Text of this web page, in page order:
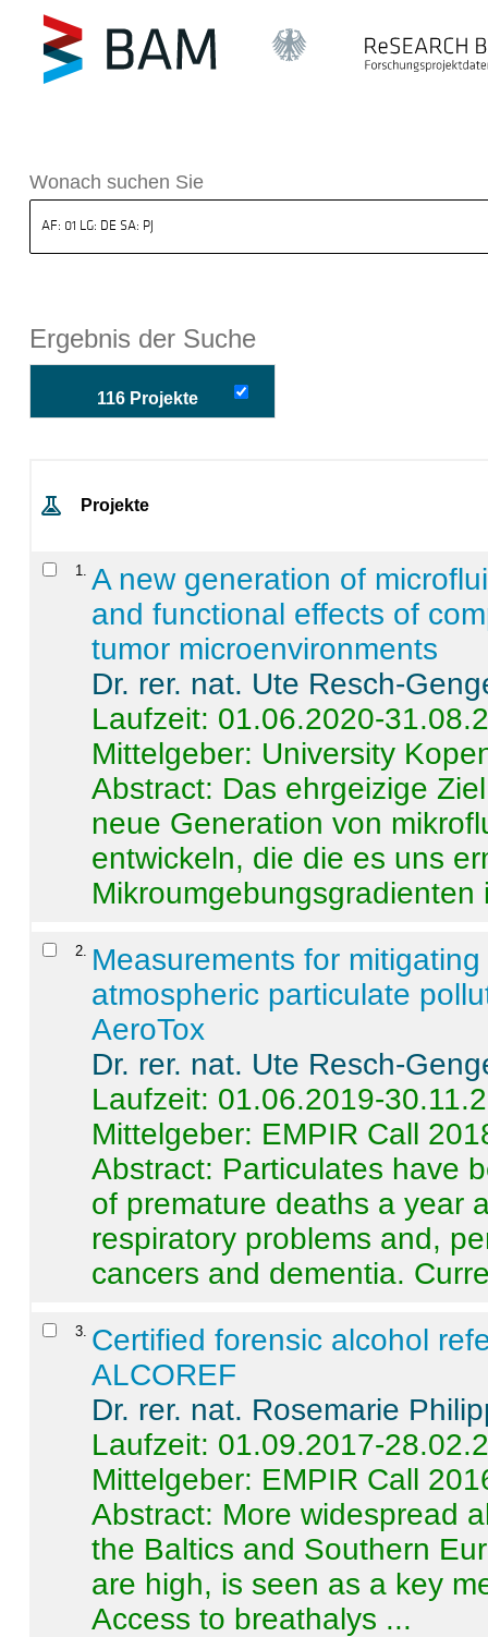
BAM
Wonach suchen Sie
Ergebnis der Suche
116 Projekte
Projekte
1
A new generation of
and functional effects of
tumor microenvironments
Dr. rer. nat. Ute Resch-
Laufzeit: 01.06.2020-
Mittelgeber: University
Abstract: Das ehrgeizige
neue Generation von
entwickeln, die die es uns
Mikroumgebungsgradienten
2
Measurements for
atmospheric particulate
AeroTox
Dr. rer. nat. Ute Resch-
Laufzeit: 01.06.2019-
Mittelgeber: EMPIR Call
Abstract: Particulates have
of premature deaths a year
respiratory problems and,
cancers and dementia.
3 Certified forensic alcohol
ALCOREF
Dr. rer. nat. Rosemarie
Laufzeit: 01.09.2017-
Mittelgeber: EMPIR Call
Abstract: More widespread
the Baltics and Southern
are high, is seen as a key
Access to breathalys ...